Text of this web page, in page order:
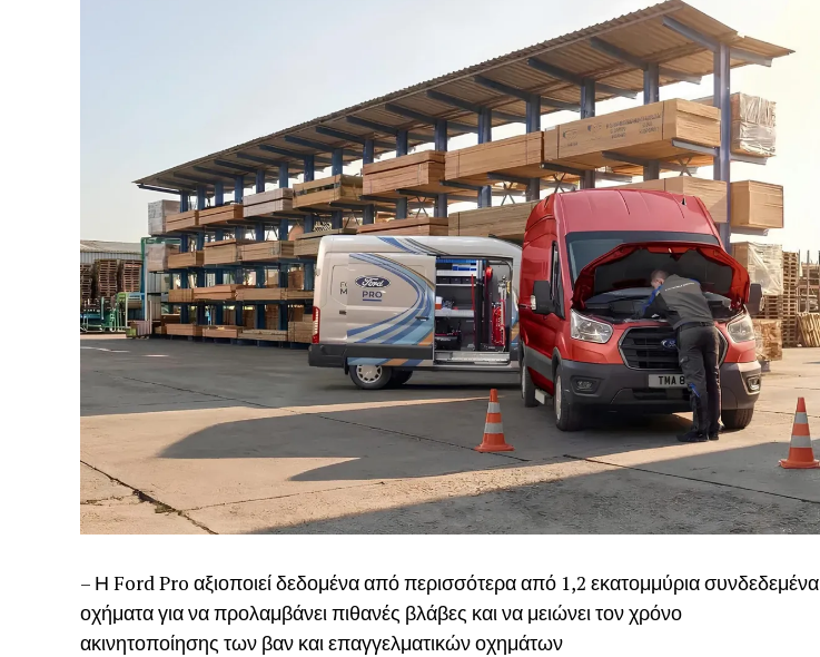
– Η Ford Pro αξιοποιεί δεδομένα από περισσότερα από 1,2 εκατομμύρια συνδεδεμένα
οχήματα για να προλαμβάνει πιθανές βλάβες και να μειώνει τον χρόνο
ακινητοποίησης των βαν και επαγγελματικών οχημάτων